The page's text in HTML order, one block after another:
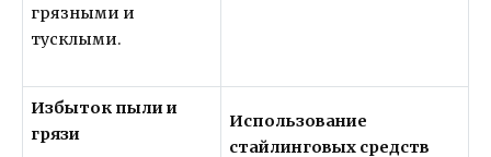
грязными и
тусклыми.
Избыток пыли и
грязи
Использование
стайлинговых средств